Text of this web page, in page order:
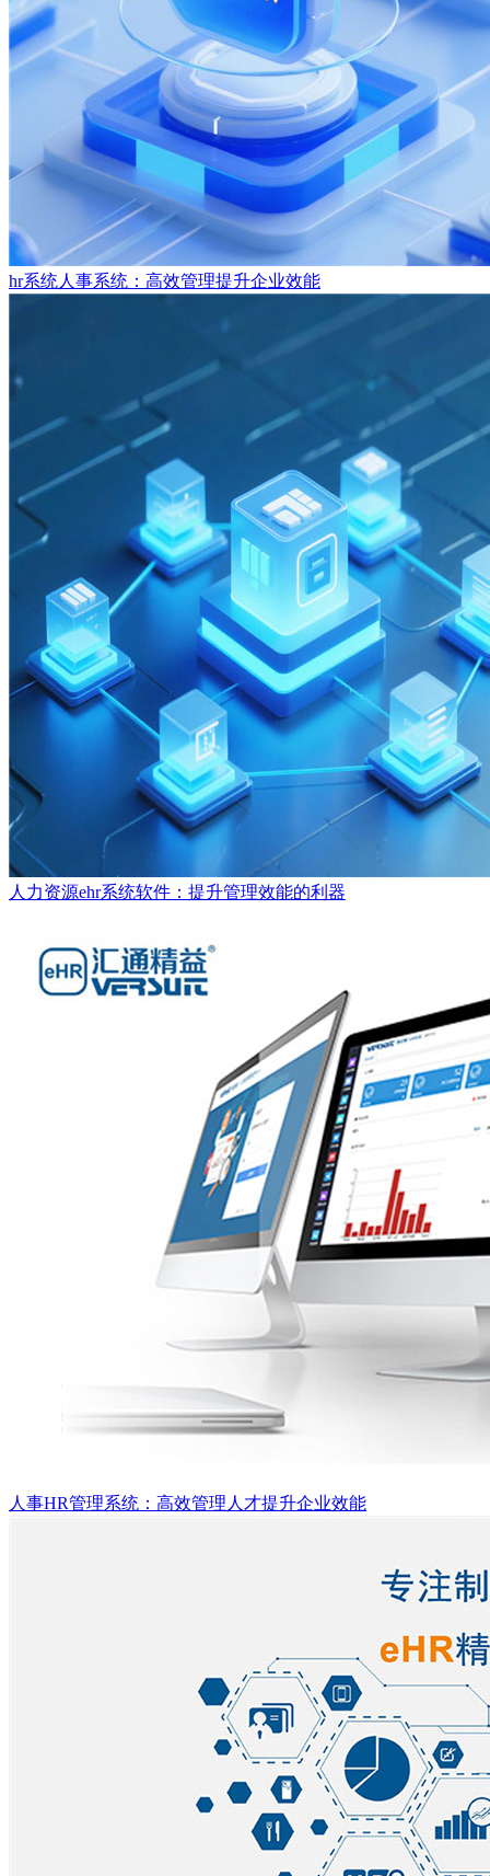
hr系统人事系统：高效管理提升企业效能
人力资源ehr系统软件：提升管理效能的利器
人事HR管理系统：高效管理人才提升企业效能